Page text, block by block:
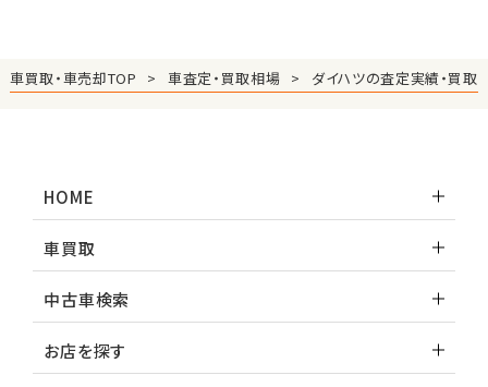
車買取・車売却TOP 車査定・買取相場 ダイハツの査定実績・買取
HOME
車買取
中古車検索
お店を探す